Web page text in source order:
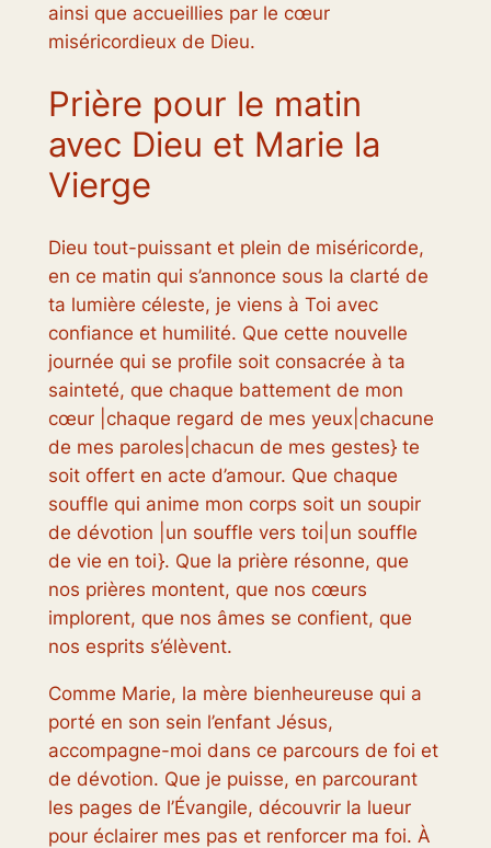
ainsi que accueillies par le cœur
miséricordieux de Dieu.
Prière pour le matin
avec Dieu et Marie la
Vierge
Dieu tout-puissant et plein de miséricorde,
en ce matin qui s’annonce sous la clarté de
ta lumière céleste, je viens à Toi avec
confiance et humilité. Que cette nouvelle
journée qui se profile soit consacrée à ta
sainteté, que chaque battement de mon
cœur |chaque regard de mes yeux|chacune
de mes paroles|chacun de mes gestes} te
soit offert en acte d’amour. Que chaque
souffle qui anime mon corps soit un soupir
de dévotion |un souffle vers toi|un souffle
de vie en toi}. Que la prière résonne, que
nos prières montent, que nos cœurs
implorent, que nos âmes se confient, que
nos esprits s’élèvent.
Comme Marie, la mère bienheureuse qui a
porté en son sein l’enfant Jésus,
accompagne-moi dans ce parcours de foi et
de dévotion. Que je puisse, en parcourant
les pages de l’Évangile, découvrir la lueur
pour éclairer mes pas et renforcer ma foi. À